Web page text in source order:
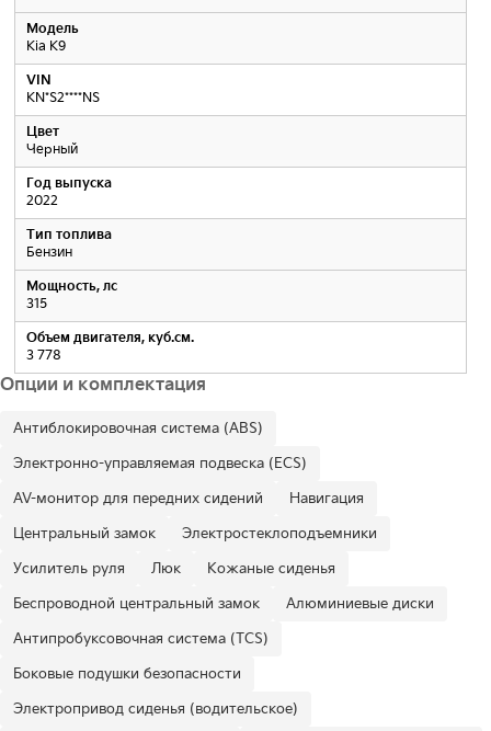
Модель
Kia K9
VIN
KN*S2****NS
Цвет
Черный
Год выпуска
2022
Тип топлива
Бензин
Мощность, лс
315
Объем двигателя, куб.см.
3 778
Опции и комплектация
Антиблокировочная система (ABS)
Электронно-управляемая подвеска (ECS)
AV-монитор для передних сидений
Навигация
Центральный замок
Электростеклоподъемники
Усилитель руля
Люк
Кожаные сиденья
Беспроводной центральный замок
Алюминиевые диски
Антипробуксовочная система (TCS)
Боковые подушки безопасности
Электропривод сиденья (водительское)